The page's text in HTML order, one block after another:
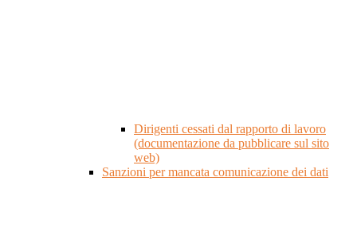
Dirigenti cessati dal rapporto di lavoro
(documentazione da pubblicare sul sito
web)
Sanzioni per mancata comunicazione dei dati